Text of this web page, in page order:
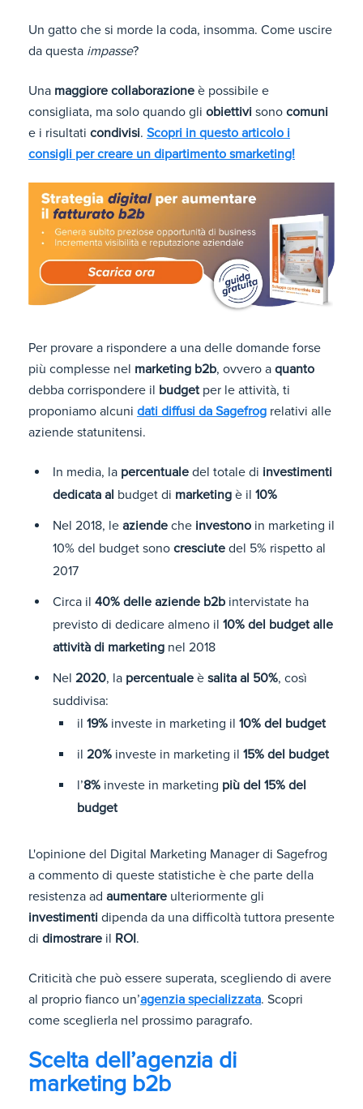
Un gatto che si morde la coda, insomma. Come uscire
da questa impasse?
Una maggiore collaborazione è possibile e
consigliata, ma solo quando gli obiettivi sono comuni
e i risultati condivisi. Scopri in questo articolo i
consigli per creare un dipartimento smarketing!
Per provare a rispondere a una delle domande forse
più complesse nel marketing b2b, ovvero a quanto
debba corrispondere il budgetper le attività, ti
proponiamo alcuni dati diffusi da Sagefrog relativi alle
aziende statunitensi.
In media, la percentuale del totale di investimenti
dedicata al budget di marketing è il 10%
Nel 2018, le aziende che investono in marketing il
10% del budget sono cresciute del 5% rispetto al
2017
Circa il 40% delle aziende b2b intervistate ha
previsto di dedicare almeno il 10% del budget alle
attività di marketing nel 2018
Nel 2020, la percentuale è salita al 50%, così
suddivisa:
il 19% investe in marketing il 10% del budget
il 20% investe in marketing il 15% del budget
l’8% investe in marketing più del 15% del
budget
L'opinione del Digital Marketing Manager di Sagefrog
a commento di queste statistiche è che parte della
resistenza ad aumentare ulteriormente gli
investimenti dipenda da una difficoltà tuttora presente
di dimostrare il ROI.
Criticità che può essere superata, scegliendo di avere
al proprio fianco un’agenzia specializzata. Scopri
come sceglierla nel prossimo paragrafo.
Scelta dell’agenzia di
marketing b2b